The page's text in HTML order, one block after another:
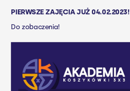
PIERWSZE ZAJĘCIA JUŻ 04.02.2023!
Do zobaczenia!